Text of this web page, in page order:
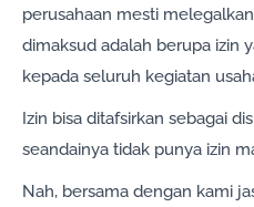
perusahaan mesti
dimaksud adalah berupa izin
kepada seluruh kegiatan
Izin bisa ditafsirkan sebagai
seandainya tidak punya izin
Nah, bersama dengan kami